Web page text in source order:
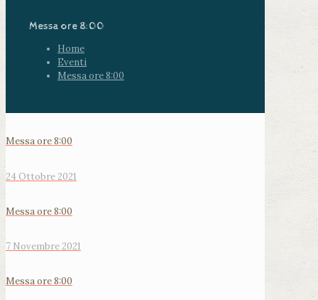
Messa ore 8:00
Home
Eventi
Messa ore 8:00
Messa ore 8:00
24 Ottobre 2021
Messa ore 8:00
7 Novembre 2021
Messa ore 8:00